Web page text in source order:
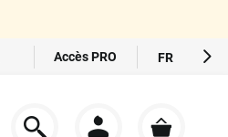
Accès PRO FR